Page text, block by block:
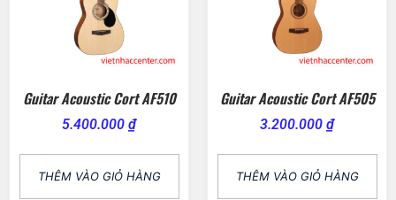
Guitar Acoustic Cort AF510
5.400.000 ₫
THÊM VÀO GIỎ HÀNG
Guitar Acoustic Cort AF505
3.200.000 ₫
THÊM VÀO GIỎ HÀNG